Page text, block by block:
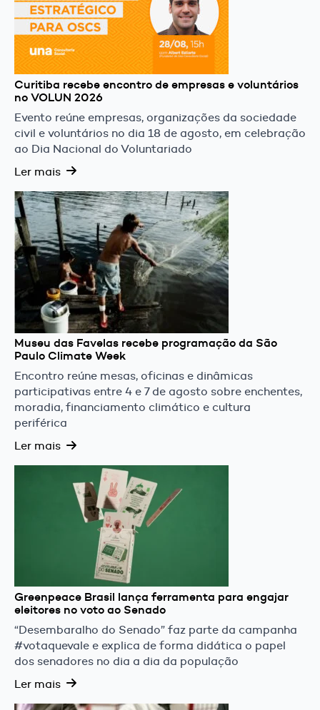
Curitiba recebe encontro de empresas e voluntários
no VOLUN 2026
Evento reúne empresas, organizações da sociedade
civil e voluntários no dia 18 de agosto, em celebração
ao Dia Nacional do Voluntariado
Ler mais
Museu das Favelas recebe programação da São
Paulo Climate Week
Encontro reúne mesas, oficinas e dinâmicas
participativas entre 4 e 7 de agosto sobre enchentes,
moradia, financiamento climático e cultura
periférica
Ler mais
Greenpeace Brasil lança ferramenta para engajar
eleitores no voto ao Senado
“Desembaralho do Senado” faz parte da campanha
#votaquevale e explica de forma didática o papel
dos senadores no dia a dia da população
Ler mais